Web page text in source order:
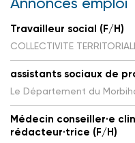
Travailleur social (F/H)
COLLECTIVITE
assistants sociaux de
Le Département du
Médecin conseiller·e
rédacteur·trice (F/H)